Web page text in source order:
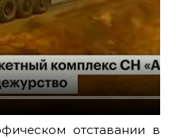
отставании в